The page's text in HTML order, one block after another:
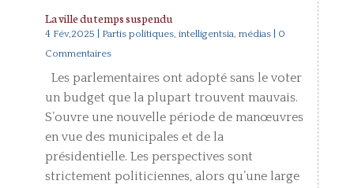
La ville du temps suspendu
4 Fév,2025 Partis politiques, intelligentsia, médias| 0
Commentaires
Les parlementaires ont adopté sans le voter
un budget que la plupart trouvent mauvais.
S’ouvre une nouvelle période de manœuvres
en vue des municipales et de la
présidentielle. Les perspectives sont
strictement politiciennes, alors qu’une large